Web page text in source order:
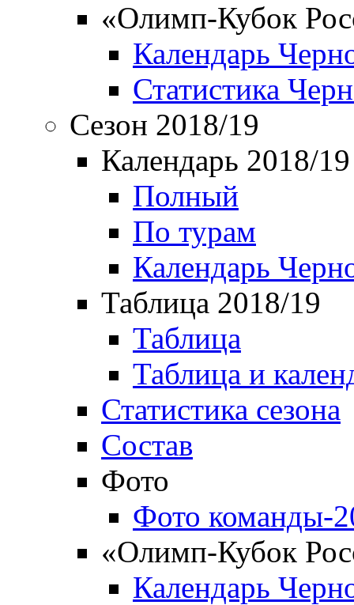
«Олимп-Кубок
Календарь
Статистика
Сезон 2018/19
Календарь 2018/19
Полный
По турам
Календарь
Таблица 2018/19
Таблица
Таблица и
Статистика сезона
Состав
Фото
Фото команды-
«Олимп-Кубок
Календарь